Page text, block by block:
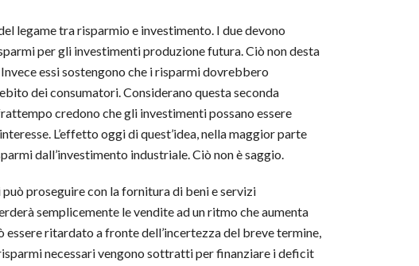
legame tra risparmio e investimento. I due devono
per gli investimenti produzione futura. Ciò non desta
essi sostengono che i risparmi dovrebbero
dei consumatori. Considerano questa seconda
credono che gli investimenti possano essere
L’effetto oggi di quest’idea, nella maggior parte
dall’investimento industriale. Ciò non è saggio.
proseguire con la fornitura di beni e servizi
semplicemente le vendite ad un ritmo che aumenta
essere ritardato a fronte dell’incertezza del breve termine,
necessari vengono sottratti per finanziare i deficit